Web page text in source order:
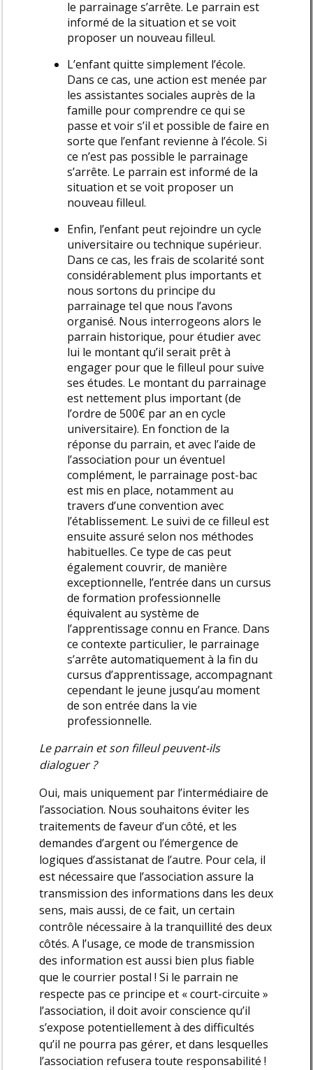
le parrainage s’arrête. Le parrain est
informé de la situation et se voit
proposer un nouveau filleul.
L’enfant quitte simplement l’école.
Dans ce cas, une action est menée par
les assistantes sociales auprès de la
famille pour comprendre ce qui se
passe et voir s’il et possible de faire en
sorte que l’enfant revienne à l’école. Si
ce n’est pas possible le parrainage
s’arrête. Le parrain est informé de la
situation et se voit proposer un
nouveau filleul.
Enfin, l’enfant peut rejoindre un cycle
universitaire ou technique supérieur.
Dans ce cas, les frais de scolarité sont
considérablement plus importants et
nous sortons du principe du
parrainage tel que nous l’avons
organisé. Nous interrogeons alors le
parrain historique, pour étudier avec
lui le montant qu’il serait prêt à
engager pour que le filleul pour suive
ses études. Le montant du parrainage
est nettement plus important (de
l’ordre de 500€ par an en cycle
universitaire). En fonction de la
réponse du parrain, et avec l’aide de
l’association pour un éventuel
complément, le parrainage post-bac
est mis en place, notamment au
travers d’une convention avec
l’établissement. Le suivi de ce filleul est
ensuite assuré selon nos méthodes
habituelles. Ce type de cas peut
également couvrir, de manière
exceptionnelle, l’entrée dans un cursus
de formation professionnelle
équivalent au système de
l’apprentissage connu en France. Dans
ce contexte particulier, le parrainage
s’arrête automatiquement à la fin du
cursus d’apprentissage, accompagnant
cependant le jeune jusqu’au moment
de son entrée dans la vie
professionnelle.
Le parrain et son filleul peuvent-ils
dialoguer ?
Oui, mais uniquement par l’intermédiaire de
l’association. Nous souhaitons éviter les
traitements de faveur d’un côté, et les
demandes d’argent ou l’émergence de
logiques d’assistanat de l’autre. Pour cela, il
est nécessaire que l’association assure la
transmission des informations dans les deux
sens, mais aussi, de ce fait, un certain
contrôle nécessaire à la tranquillité des deux
côtés. A l’usage, ce mode de transmission
des information est aussi bien plus fiable
que le courrier postal ! Si le parrain ne
respecte pas ce principe et « court-circuite »
l’association, il doit avoir conscience qu’il
s’expose potentiellement à des difficultés
qu’il ne pourra pas gérer, et dans lesquelles
l’association refusera toute responsabilité !